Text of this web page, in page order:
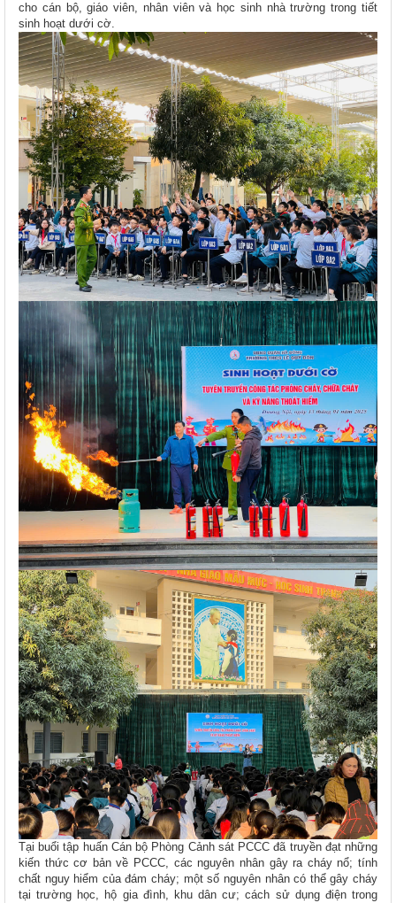
cho cán bộ, giáo viên, nhân viên và học sinh nhà trường trong tiết
sinh hoạt dưới cờ.
Tại buổi tập huấn Cán bộ Phòng Cảnh sát PCCC đã truyền đạt những
kiến thức cơ bản về PCCC, các nguyên nhân gây ra cháy nổ; tính
chất nguy hiểm của đám cháy; một số nguyên nhân có thể gây cháy
tại trường học, hộ gia đình, khu dân cư; cách sử dụng điện trong